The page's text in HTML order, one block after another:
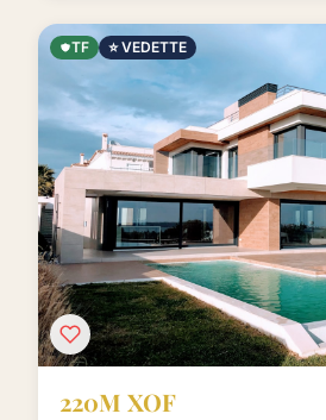
TF ⭐ VEDETTE
220M XOF